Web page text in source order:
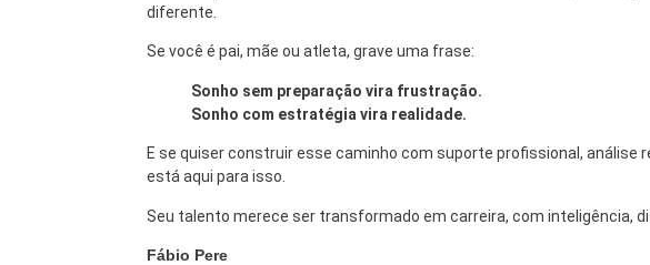
diferente.
Se você é pai, mãe ou atleta, grave uma frase:
Sonho sem preparação vira frustração.
Sonho com estratégia vira realidade.
E se quiser construir esse caminho com suporte profissional, análise
está aqui para isso.
Seu talento merece ser transformado em carreira, com inteligência,
Fábio Pere